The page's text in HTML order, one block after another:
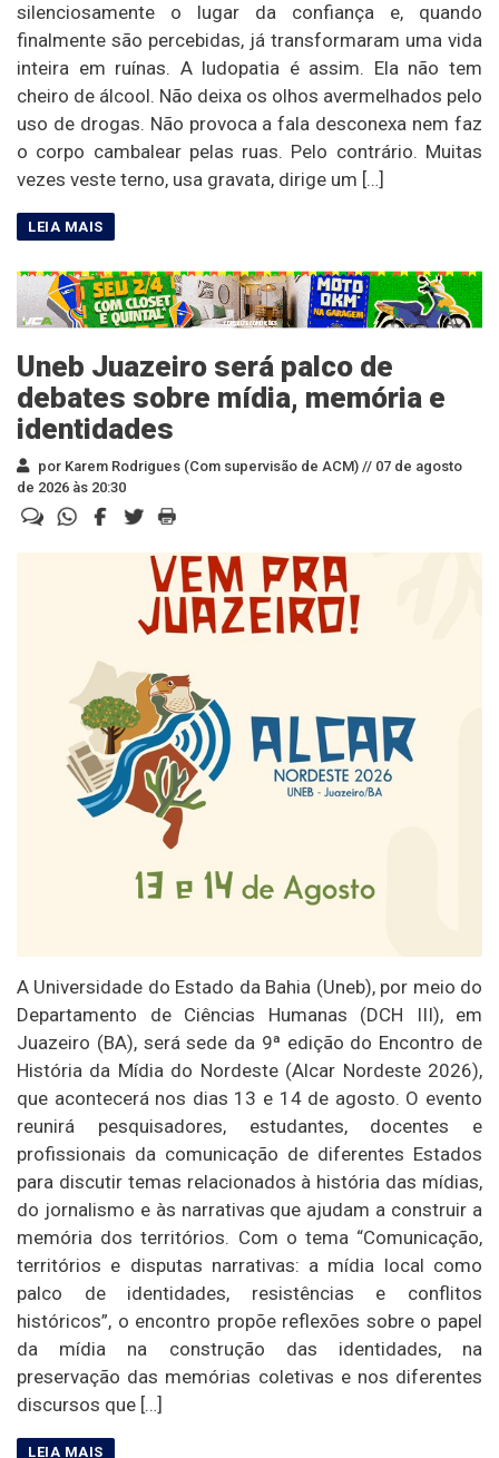
silenciosamente o lugar da confiança e, quando
finalmente são percebidas, já transformaram uma vida
inteira em ruínas. A ludopatia é assim. Ela não tem
cheiro de álcool. Não deixa os olhos avermelhados pelo
uso de drogas. Não provoca a fala desconexa nem faz
o corpo cambalear pelas ruas. Pelo contrário. Muitas
vezes veste terno, usa gravata, dirige um […]
Uneb Juazeiro será palco de
debates sobre mídia, memória e
identidades
por Karem Rodrigues (Com supervisão de ACM) // 07 de agosto
de 2026 às 20:30
A Universidade do Estado da Bahia (Uneb), por meio do
Departamento de Ciências Humanas (DCH III), em
Juazeiro (BA), será sede da 9ª edição do Encontro de
História da Mídia do Nordeste (Alcar Nordeste 2026),
que acontecerá nos dias 13 e 14 de agosto. O evento
reunirá pesquisadores, estudantes, docentes e
profissionais da comunicação de diferentes Estados
para discutir temas relacionados à história das mídias,
do jornalismo e às narrativas que ajudam a construir a
memória dos territórios. Com o tema “Comunicação,
territórios e disputas narrativas: a mídia local como
palco de identidades, resistências e conflitos
históricos”, o encontro propõe reflexões sobre o papel
da mídia na construção das identidades, na
preservação das memórias coletivas e nos diferentes
discursos que […]